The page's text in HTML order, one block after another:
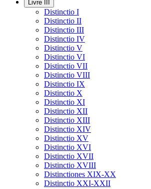
Livre III
Distinctio I
Distinctio II
Distinctio III
Distinctio IV
Distinctio V
Distinctio VI
Distinctio VII
Distinctio VIII
Distinctio IX
Distinctio X
Distinctio XI
Distinctio XII
Distinctio XIII
Distinctio XIV
Distinctio XV
Distinctio XVI
Distinctio XVII
Distinctio XVIII
Distinctiones XIX-XX
Distinctio XXI-XXII